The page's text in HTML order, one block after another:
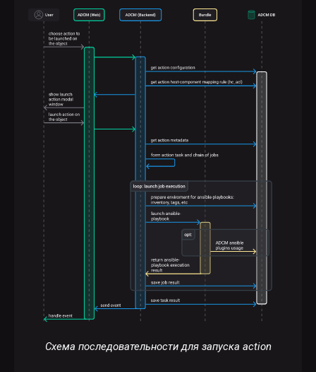
Схема последовательности для запуска action